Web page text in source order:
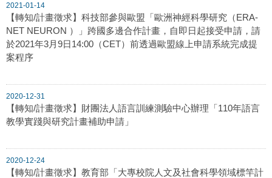
2021-01-14
【轉知/計畫徵求】科技部參與歐盟「歐洲神經科學研究（ERA-
NET NEURON ）」跨國多邊合作計畫，自即日起接受申請，請
於2021年3月9日14:00（CET）前透過歐盟線上申請系統完成提
案程序
2020-12-31
【轉知/計畫徵求】財團法人語言訓練測驗中心辦理「110年語言
教學實踐與研究計畫補助申請」
2020-12-24
【轉知/計畫徵求】教育部「大專校院人文及社會科學領域標竿計